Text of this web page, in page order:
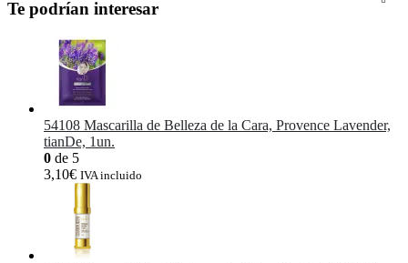
Te podrían interesar
54108 Mascarilla de Belleza de la Cara, Provence Lavender,
tianDe, 1un.
0 de 5
3,10€ IVA incluido